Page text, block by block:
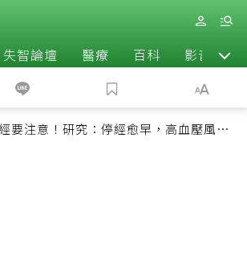
失智論壇 醫療 百科 影音
要注意！研究：停經愈早，高血壓風險